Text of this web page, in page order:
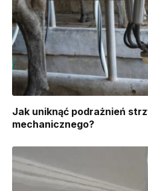
Jak uniknąć podrażnień
mechanicznego?